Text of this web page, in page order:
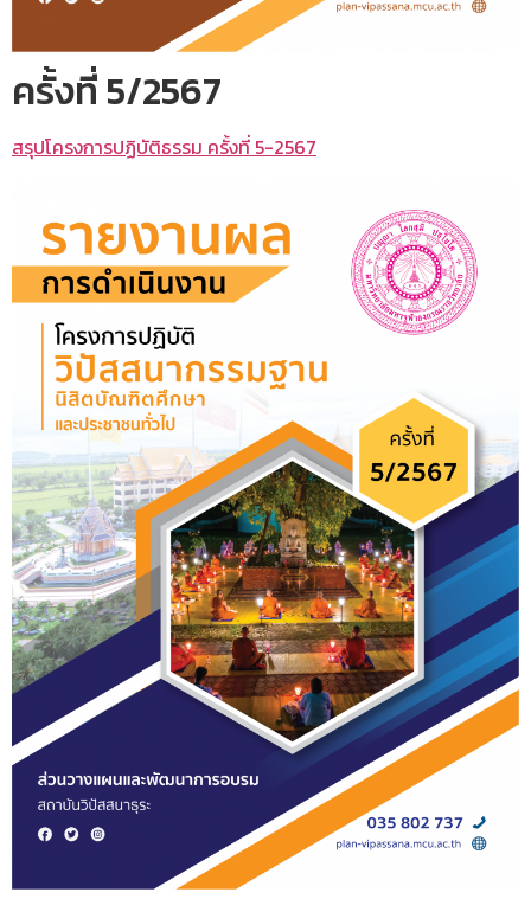
ครั้งที่ 5/2567
สรุปโครงการปฏิบัติธรรม ครั้งที่ 5-2567